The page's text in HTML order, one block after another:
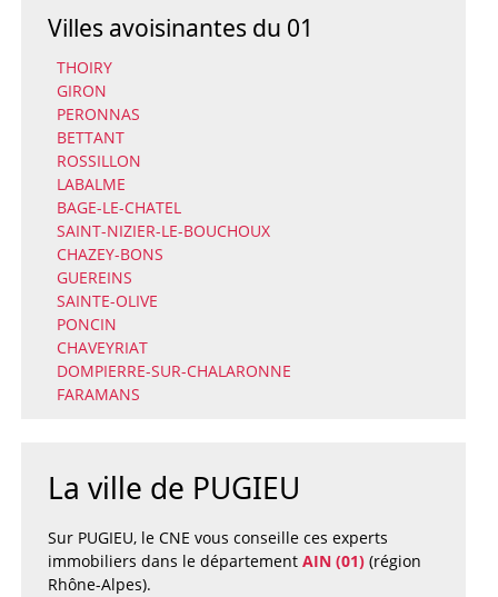
Villes avoisinantes du 01
THOIRY
GIRON
PERONNAS
BETTANT
ROSSILLON
LABALME
BAGE-LE-CHATEL
SAINT-NIZIER-LE-BOUCHOUX
CHAZEY-BONS
GUEREINS
SAINTE-OLIVE
PONCIN
CHAVEYRIAT
DOMPIERRE-SUR-CHALARONNE
FARAMANS
La ville de PUGIEU
Sur PUGIEU, le CNE vous conseille ces experts
immobiliers dans le département AIN (01)(région
Rhône-Alpes).